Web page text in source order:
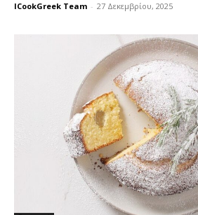
ICookGreek Team - 27 Δεκεμβρίου, 2025